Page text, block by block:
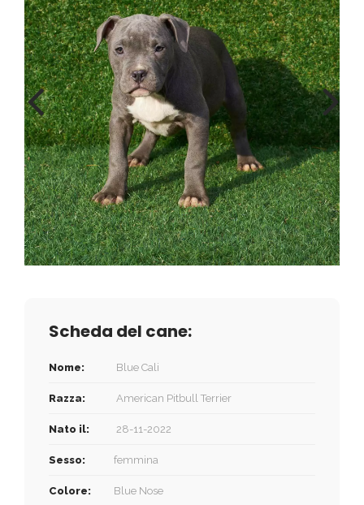
Scheda del cane:
Nome: Blue Cali
Razza: American Pitbull Terrier
Nato il: 28-11-2022
Sesso: femmina
Colore: Blue Nose